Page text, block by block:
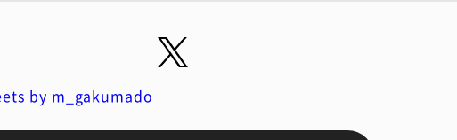
by m_gakumado